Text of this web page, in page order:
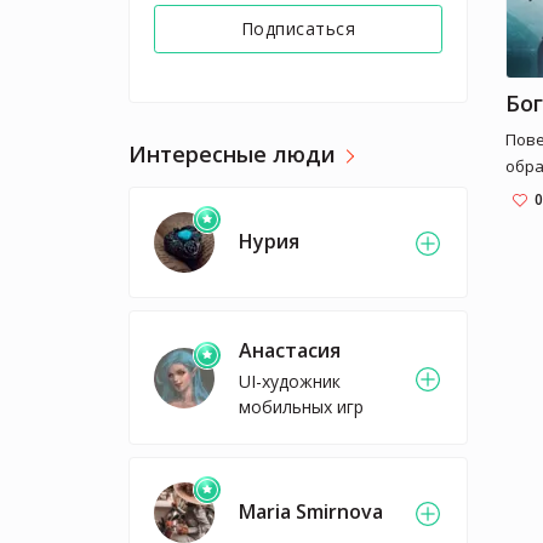
Подписаться
Интересные люди
Нурия
Анастасия
UI-художник
мобильных игр
Maria Smirnova
0